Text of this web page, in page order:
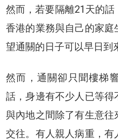
然而，若要隔離21天的
香港的業務與自己的家
望通關的日子可以早日到
然而，通關卻只聞樓梯
話，身邊有不少人已等
與內地之間除了有生意
交往。有人親人病重，